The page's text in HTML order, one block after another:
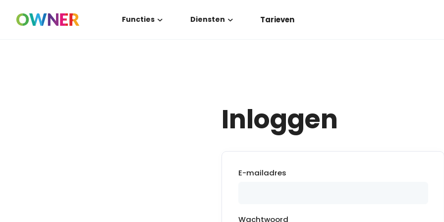
Functies Diensten Tarieven
Inloggen
E-mailadres
Wachtwoord